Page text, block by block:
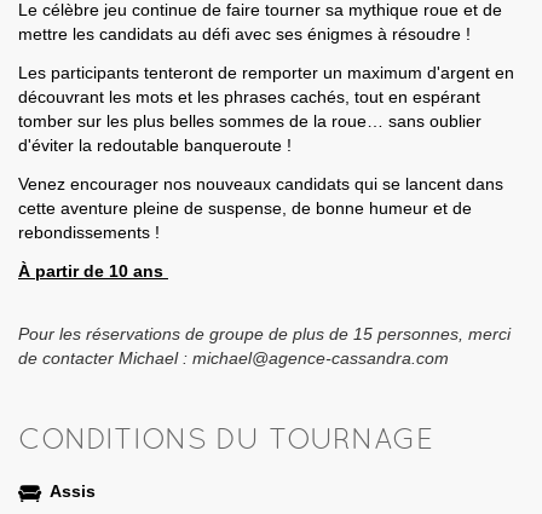
Le célèbre jeu continue de faire tourner sa mythique roue et de
mettre les candidats au défi avec ses énigmes à résoudre !
Les participants tenteront de remporter un maximum d'argent en
découvrant les mots et les phrases cachés, tout en espérant
tomber sur les plus belles sommes de la roue… sans oublier
d'éviter la redoutable banqueroute !
Venez encourager nos nouveaux candidats qui se lancent dans
cette aventure pleine de suspense, de bonne humeur et de
rebondissements !
À partir de 10 ans
Pour les réservations de groupe de plus de 15 personnes, merci
de contacter Michael : michael@agence-cassandra.com
CONDITIONS DU TOURNAGE
Assis